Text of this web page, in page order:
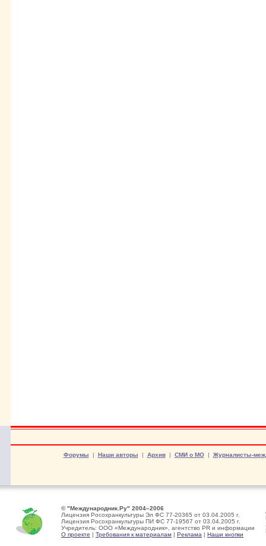
Форумы | Наши авторы | Архив| СМИ о МО| Журналисты-
© "Международник.Ру" 2004–2006
Лицензия Росохранкультуры Эл ФС 77-20365 от 03.04.2005 г.
Лицензия Росохранкультуры ПИ ФС 77-19567 от 03.04.2005 г.
Учредитель: ООО «Международник», агентство PR и информации
О проекте | Требования к материалам | Реклама | Наши кнопки